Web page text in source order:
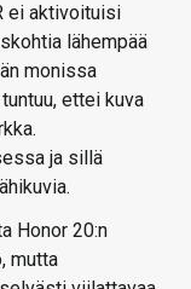
ei aktivoituisi
lähempää
monissa
ettei kuva
ja sillä
Honor 20:n
mutta